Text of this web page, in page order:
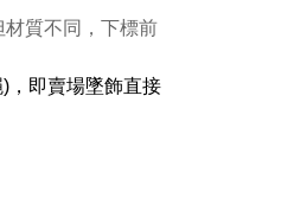
質不同，下標前
，即賣場墜飾直接